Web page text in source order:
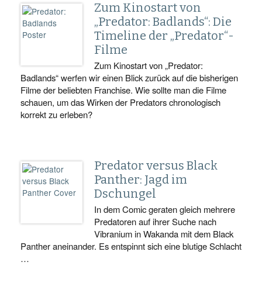
Zum Kinostart von
„Predator: Badlands“: Die
Timeline der „Predator“-
Filme
Zum Kinostart von „Predator:
Badlands“ werfen wir einen Blick zurück auf die bisherigen
Filme der beliebten Franchise. Wie sollte man die Filme
schauen, um das Wirken der Predators chronologisch
korrekt zu erleben?
Predator versus Black
Panther: Jagd im
Dschungel
In dem Comic geraten gleich mehrere
Predatoren auf ihrer Suche nach
Vibranium in Wakanda mit dem Black
Panther aneinander. Es entspinnt sich eine blutige Schlacht
…